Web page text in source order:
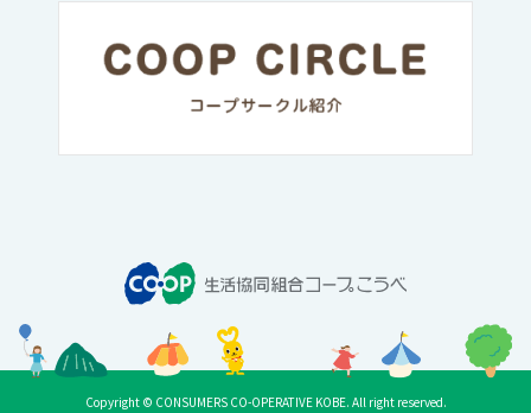
Copyright © CONSUMERS CO-OPERATIVE KOBE. All right reserved.